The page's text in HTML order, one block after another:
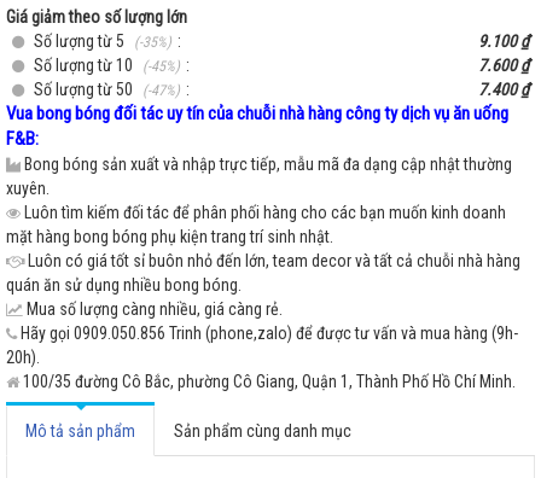
Giá giảm theo số lượng lớn
Số lượng từ 5
(-35%) :
9.100 ₫
Số lượng từ 10
(-45%) :
7.600 ₫
Số lượng từ 50
(-47%) : 7.400 ₫
Vua bong bóng đối tác uy tín của chuỗi nhà hàng công ty dịch vụ ăn uống
F&B:
Bong bóng sản xuất và nhập trực tiếp, mẫu mã đa dạng cập nhật thường
xuyên.
Luôn tìm kiếm đối tác để phân phối hàng cho các bạn muốn kinh doanh
mặt hàng bong bóng phụ kiện trang trí sinh nhật.
Luôn có giá tốt sỉ buôn nhỏ đến lớn, team decor và tất cả chuỗi nhà hàng
quán ăn sử dụng nhiều bong bóng.
Mua số lượng càng nhiều, giá càng rẻ.
Hãy gọi 0909.050.856 Trinh (phone,zalo) để được tư vấn và mua hàng (9h-
20h).
100/35 đường Cô Bắc, phường Cô Giang, Quận 1, Thành Phố Hồ Chí Minh.
Mô tả sản phẩm Sản phẩm cùng danh mục